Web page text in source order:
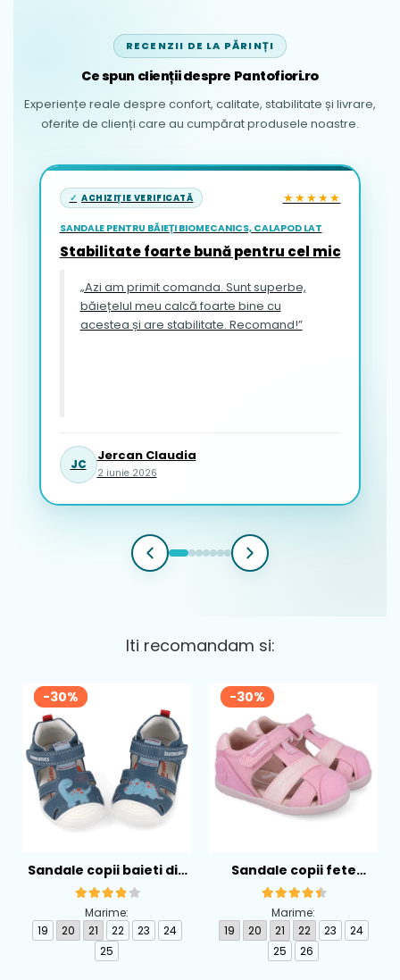
RECENZII DE LA PĂRINȚI
Ce spun clienții despre Pantofiori.ro
Experiențe reale despre confort, calitate, stabilitate și livrare,
oferite de clienți care au cumpărat produsele noastre.
ACHIZIȚIE VERIFICATĂ ★★★★★
SANDALE PENTRU BĂIEȚI BIOMECANICS, CALAPOD LAT
Stabilitate foarte bună pentru cel mic
„Azi am primit comanda. Sunt superbe,
băiețelul meu calcă foarte bine cu
acestea și are stabilitate. Recomand!”
JC
Jercan Claudia
2 iunie 2026
Iti recomandam si:
-30%
Sandale copii baieti din
piele Biomecanics,
Albastru - 262126-A556
Marime:
19
20 21 22 23
24
25
-30%
Sandale copii fete
calapod lat din textil
Biomecanics, Roz -
262194-A032
Marime:
19
20 21 22 23
24
25
26